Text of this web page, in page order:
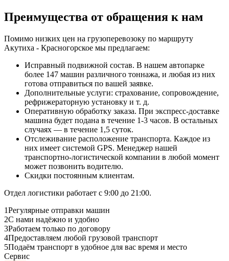
Преимущества от обращения к нам
Помимо низких цен на грузоперевозоку по маршруту
Акутиха - Красногорское мы предлагаем:
Исправный подвижной состав. В нашем автопарке
более 147 машин различного тоннажа, и любая из них
готова отправиться по вашей заявке.
Дополнительные услуги: страхование, сопровождение,
рефрижераторную установку и т. д.
Оперативную обработку заказа. При экспресс-доставке
машина будет подана в течение 1-3 часов. В остальных
случаях — в течение 1,5 суток.
Отслеживание расположение транспорта. Каждое из
них имеет системой GPS. Менеджер нашей
транспортно-логистической компании в любой момент
может позвонить водителю.
Скидки постоянным клиентам.
Отдел логистики работает с 9:00 до 21:00.
1Регулярные отправки машин
2С нами надёжно и удобно
3Работаем только по договору
4Предоставляем любой грузовой транспорт
5Подаём транспорт в удобное для вас время и место
Сервис